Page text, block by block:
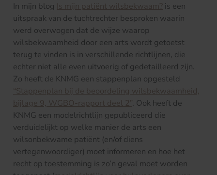
In mijn blog Is mijn patiënt wilsbekwaam? is een
uitspraak van de tuchtrechter besproken waarin
werd overwogen dat de wijze waarop
wilsbekwaamheid door een arts wordt getoetst
terug te vinden is in verschillende richtlijnen, die
echter niet alle even uitvoerig of gedetailleerd zijn.
Zo heeft de KNMG een stappenplan opgesteld
“Stappenplan bij de beoordeling wilsbekwaamheid,
bijlage 9, WGBO-rapport deel 2”. Ook heeft de
KNMG een modelrichtlijn gepubliceerd die
verduidelijkt op welke manier de arts een
wilsonbekwame patiënt (en/of diens
vertegenwoordiger) moet informeren en hoe het
recht op toestemming is zo’n geval moet worden